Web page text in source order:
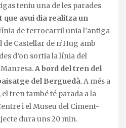
teniu una de les parades
t que avui dia realitza un
de ferrocarril unia l’antiga
Castellar de n’Hug amb
d’on sortia la línia del
A bord del tren del
del Berguedà. A més a
tren també té parada a la
i el Museu del Ciment-
dura uns 20 min.